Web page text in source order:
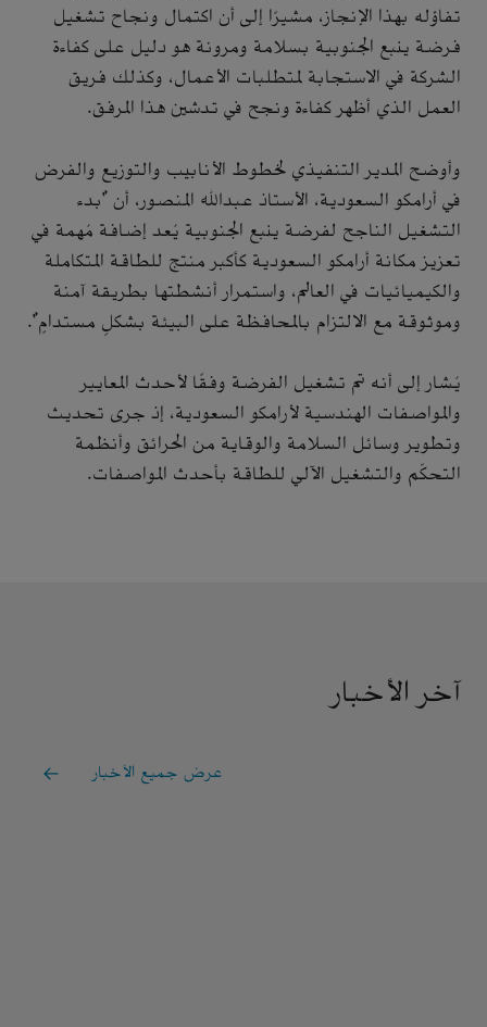
تفاؤله بهذا الإنجاز، مشيرًا إلى أن اكتمال ونجاح تشغيل
فرضة ينبع الجنوبية بسلامة ومرونة هو دليل على كفاءة
الشركة في الاستجابة لمتطلبات الأعمال، وكذلك فريق
العمل الذي أظهر كفاءة ونجح في تدشين هذا المرفق.
وأوضح المدير التنفيذي لخطوط الأنابيب والتوزيع والفرض
في أرامكو السعودية، الأستاذ عبدالله المنصور، أن "بدء
التشغيل الناجح لفرضة ينبع الجنوبية يُعد إضافة مُهمة في
تعزيز مكانة أرامكو السعودية كأكبر منتج للطاقة المتكاملة
والكيميائيات في العالم، واستمرار أنشطتها بطريقة آمنة
وموثوقة مع الالتزام بالمحافظة على البيئة بشكلٍ مستدامٍ".
يُشار إلى أنه تم تشغيل الفرضة وفقًا لأحدث المعايير
والمواصفات الهندسية لأرامكو السعودية، إذ جرى تحديث
وتطوير وسائل السلامة والوقاية من الحرائق وأنظمة
التحكّم والتشغيل الآلي للطاقة بأحدث المواصفات.
آخر الأخبار
عرض جميع الأخبار